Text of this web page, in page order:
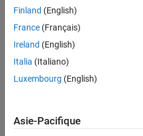
pouvez
élargir
votre
recherche
ou
afficher
l’ensemble
d'emploi.
Finland (English)
France (Français)
Ireland (English)
Italia (Italiano)
Luxembourg (English)
Asie-Pacifique